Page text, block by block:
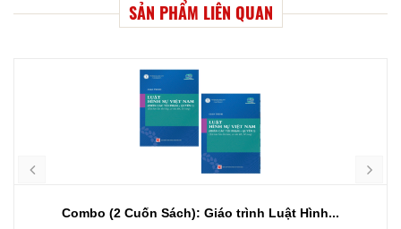
SẢN PHẨM LIÊN QUAN
Combo (2 Cuốn Sách): Giáo trình Luật Hình...